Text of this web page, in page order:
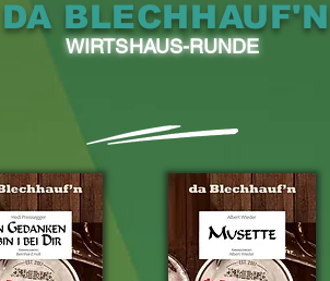
DA BLECHHAUF'N
WIRTSHAUS-RUNDE